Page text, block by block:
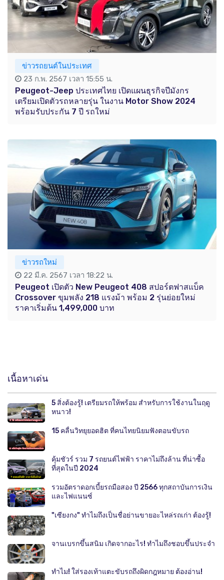
ข่าวรถยนต์ในประเทศ
23 ก.พ. 2567 เวลา 15:55 น.
Peugeot-Jeep ประเทศไทย เปิดแผนธุรกิจปีมังกร
เตรียมเปิดตัวรถหลายรุ่น ในงาน Motor Show 2024
พร้อมรับประกัน 7 ปี รถใหม่
ข่าวรถใหม่
22 มี.ค. 2567 เวลา 18:22 น.
Peugeot เปิดตัว New Peugeot 408 สปอร์ตฟาสแบ็ค
Crossover ขุมพลัง 218 แรงม้า พร้อม 2 รุ่นย่อยใหม่
ราคาเริ่มต้น 1,499,000 บาท
เนื้อหาเด่น
5 สิ่งต้องรู้! เตรียมรถให้พร้อม สำหรับการใช้งานในฤดู
หนาว!
15 คลื่นวิทยุยอดฮิต ที่คนไทยนิยมฟังตอนขับรถ
คุ้มชัวร์ รวม 7 รถยนต์ไฟฟ้า ราคาไม่ถึงล้าน ที่น่าซื้อ
ที่สุดในปี 2024
รวมอัตราดอกเบี้ยรถมือสอง ปี 2566 ทุกสถาบันการเงิน
และไฟแนนซ์
"เซียงกง" ทำไมถึงเป็นชื่อย่านขายอะไหล่รถเก่า ต้องรู้!
จานเบรกขึ้นสนิม เกิดจากอะไร! ทำไมถึงชอบขึ้นประจำ
ทำไม! ใส่รองเท้าแตะขับรถถึงผิดกฎหมาย ต้องอ่าน!